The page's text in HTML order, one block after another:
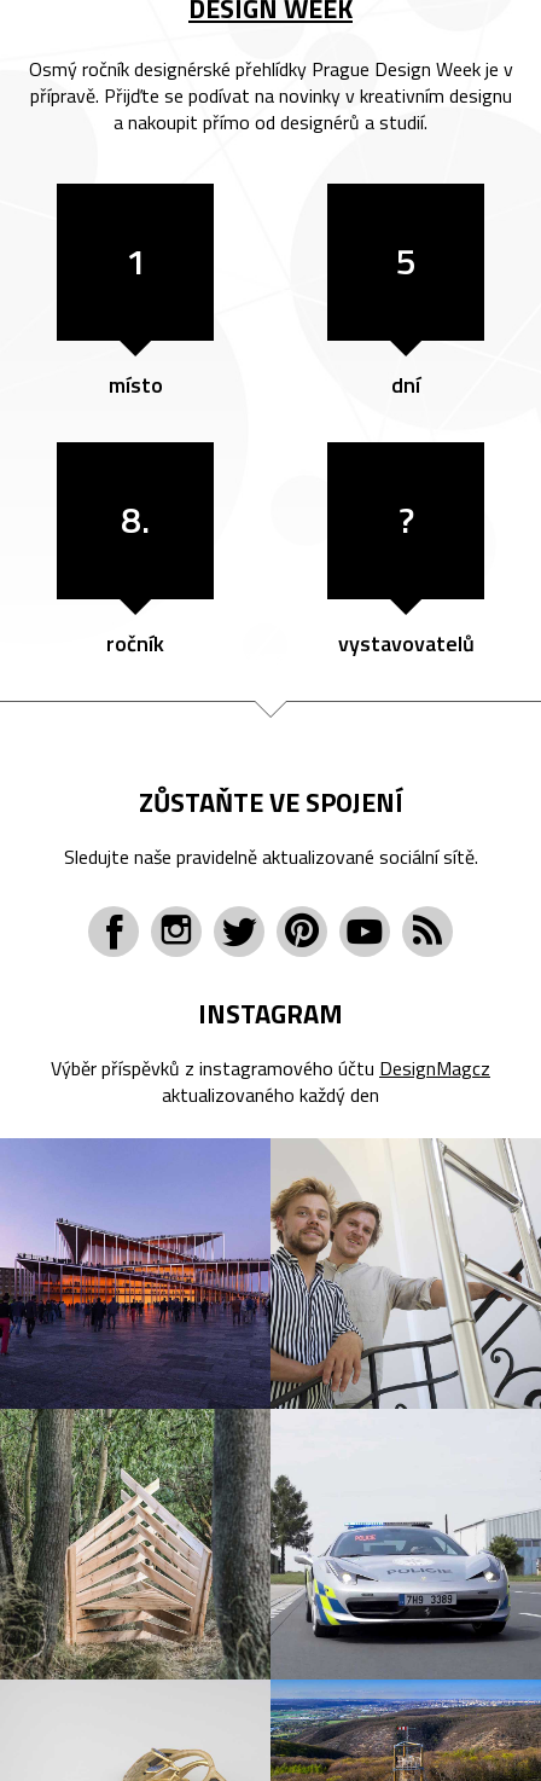
DESIGN WEEK
Osmý ročník designérské přehlídky Prague Design Week je v
přípravě. Přijďte se podívat na novinky v kreativním designu
a nakoupit přímo od designérů a studií.
1
místo
5
dní
8.
ročník
?
vystavovatelů
ZŮSTAŇTE VE SPOJENÍ
Sledujte naše pravidelně aktualizované sociální sítě.
INSTAGRAM
Výběr příspěvků z instagramového účtu DesignMagcz
aktualizovaného každý den